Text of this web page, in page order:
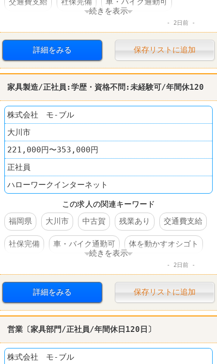
続きを表示
2日前
詳細をみる 保存リストに追加
家具製造/正社員:学歴・資格不問:未経験可/年間休120
株式会社 モ-ブル
大川市
221,000円〜353,000円
正社員
ハローワークインターネット
この求人の関連キーワード
福岡県
大川市 中古賀 残業あり 交通費支給
社保完備 車・バイク通勤可 体を動かすオシゴト
続きを表示
2日前
詳細をみる 保存リストに追加
営業〔家具部門/正社員/年間休日120日〕
株式会社 モ-ブル